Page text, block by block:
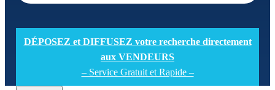
DÉPOSEZ et DIFFUSEZ votre recherche directement
aux VENDEURS
– Service Gratuit et Rapide –